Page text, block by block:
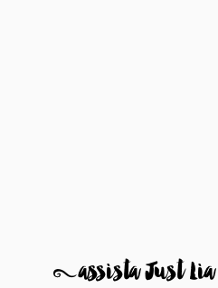
8assista Just